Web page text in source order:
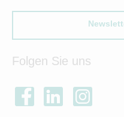
Folgen Sie uns